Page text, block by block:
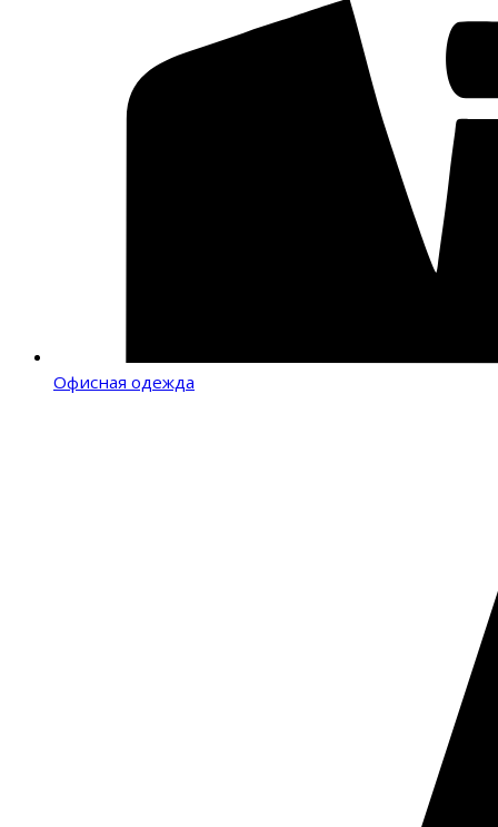
Офисная одежда